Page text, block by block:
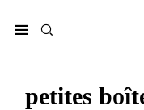
petites